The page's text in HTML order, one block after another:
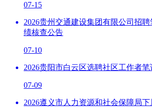
07-15
2026贵州交通建设集团有限公司招
绩核查公告
07-10
2026贵阳市白云区选聘社区工作者
07-09
2026遵义市人力资源和社会保障局